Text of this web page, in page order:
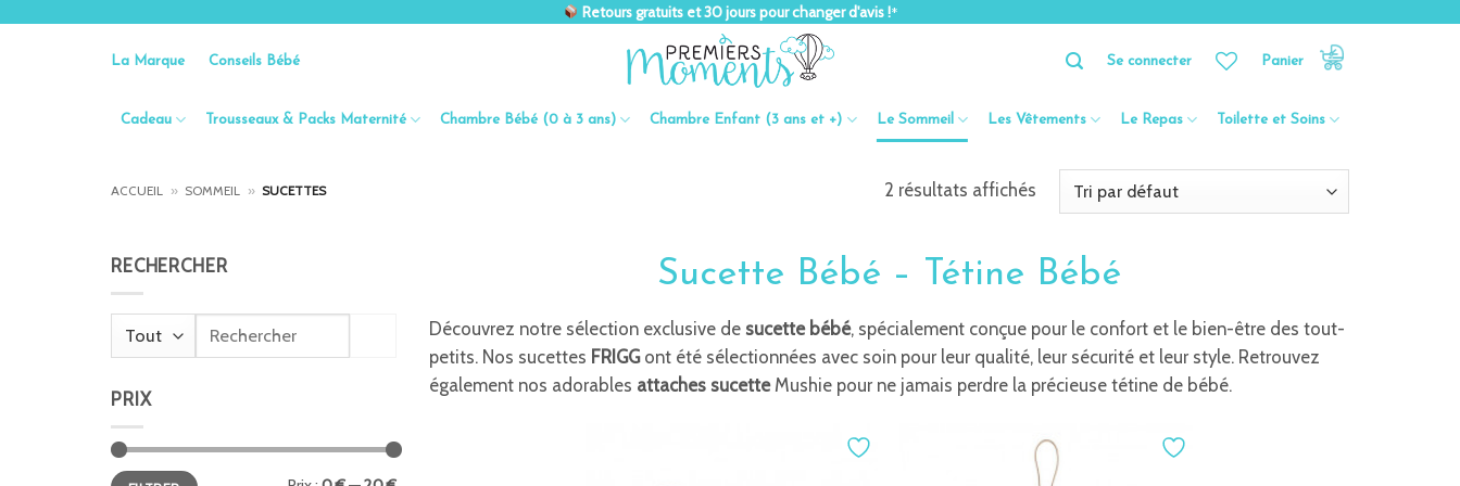
Retours gratuits et 30 jours pour changer d'avis !*
La Marque Conseils Bébé Se connecter Panier
Cadeau Trousseaux & Packs Maternité Chambre Bébé (0 à 3 ans) Chambre Enfant (3 ans et +) Le Sommeil Les Vêtements Le Repas Toilette et Soins
ACCUEIL » SOMMEIL » SUCETTES 2 résultats affichés
RECHERCHER
Recherche
PRIX
Prix
Prix
Sucette Bébé – Tétine Bébé
Découvrez notre sélection exclusive de sucette bébé, spécialement conçue pour le confort et le bien-être des tout-
petits. Nos sucettes FRIGGont été sélectionnées avec soin pour leur qualité, leur sécurité et leur style. Retrouvez
également nos adorables attaches sucetteMushie pour ne jamais perdre la précieuse tétine de bébé.